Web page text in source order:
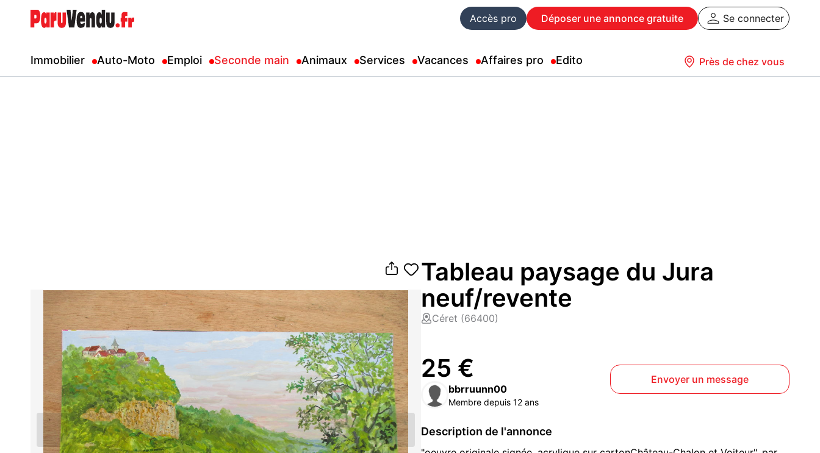
Accès pro Déposer une annonce gratuite Se connecter
Immobilier Auto-Moto Emploi Seconde main Animaux Services Vacances Affaires pro Edito Près de chez vous
Tableau paysage du Jura
neuf/revente
Céret (66400)
25 €
bbrruunn00
Membre depuis 12 ans
Envoyer un message
Description de l'annonce